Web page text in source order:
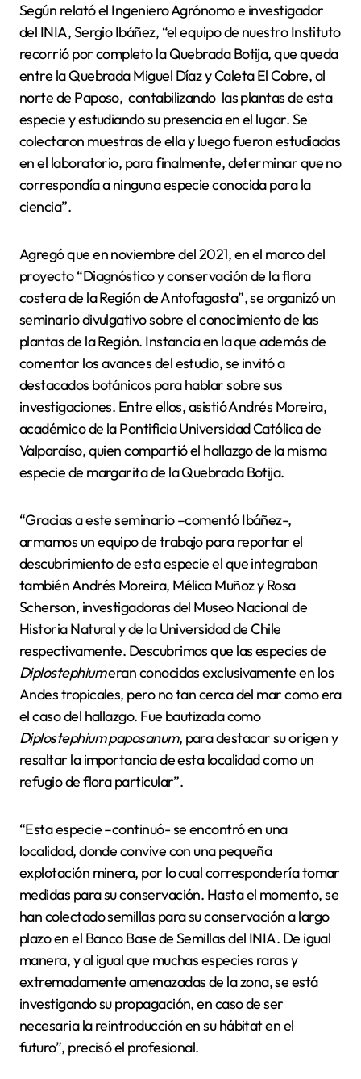
Según relató el Ingeniero Agrónomo e investigador
del INIA, Sergio Ibáñez, “el equipo de nuestro Instituto
recorrió por completo la Quebrada Botija, que queda
entre la Quebrada Miguel Díaz y Caleta El Cobre, al
norte de Paposo, contabilizando las plantas de esta
especie y estudiando su presencia en el lugar. Se
colectaron muestras de ella y luego fueron estudiadas
en el laboratorio, para finalmente, determinar que no
correspondía a ninguna especie conocida para la
ciencia”.
Agregó que en noviembre del 2021, en el marco del
proyecto “Diagnóstico y conservación de la flora
costera de la Región de Antofagasta”, se organizó un
seminario divulgativo sobre el conocimiento de las
plantas de la Región. Instancia en la que además de
comentar los avances del estudio, se invitó a
destacados botánicos para hablar sobre sus
investigaciones. Entre ellos, asistió Andrés Moreira,
académico de la Pontificia Universidad Católica de
Valparaíso, quien compartió el hallazgo de la misma
especie de margarita de la Quebrada Botija.
“Gracias a este seminario –comentó Ibáñez-,
armamos un equipo de trabajo para reportar el
descubrimiento de esta especie el que integraban
también Andrés Moreira, Mélica Muñoz y Rosa
Scherson, investigadoras del Museo Nacional de
Historia Natural y de la Universidad de Chile
respectivamente. Descubrimos que las especies de
Diplostephiumeran conocidas exclusivamente en los
Andes tropicales, pero no tan cerca del mar como era
el caso del hallazgo. Fue bautizada como
Diplostephium paposanum, para destacar su origen y
resaltar la importancia de esta localidad como un
refugio de flora particular”.
“Esta especie –continuó- se encontró en una
localidad, donde convive con una pequeña
explotación minera, por lo cual correspondería tomar
medidas para su conservación. Hasta el momento, se
han colectado semillas para su conservación a largo
plazo en el Banco Base de Semillas del INIA. De igual
manera, y al igual que muchas especies raras y
extremadamente amenazadas de la zona, se está
investigando su propagación, en caso de ser
necesaria la reintroducción en su hábitat en el
futuro”, precisó el profesional.